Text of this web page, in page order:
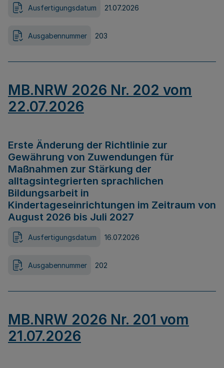
Ausfertigungsdatum 21.07.2026
Ausgabennummer 203
MB.NRW 2026 Nr. 202 vom
22.07.2026
Erste Änderung der Richtlinie zur
Gewährung von Zuwendungen für
Maßnahmen zur Stärkung der
alltagsintegrierten sprachlichen
Bildungsarbeit in
Kindertageseinrichtungen im Zeitraum von
August 2026 bis Juli 2027
Ausfertigungsdatum 16.07.2026
Ausgabennummer 202
MB.NRW 2026 Nr. 201 vom
21.07.2026